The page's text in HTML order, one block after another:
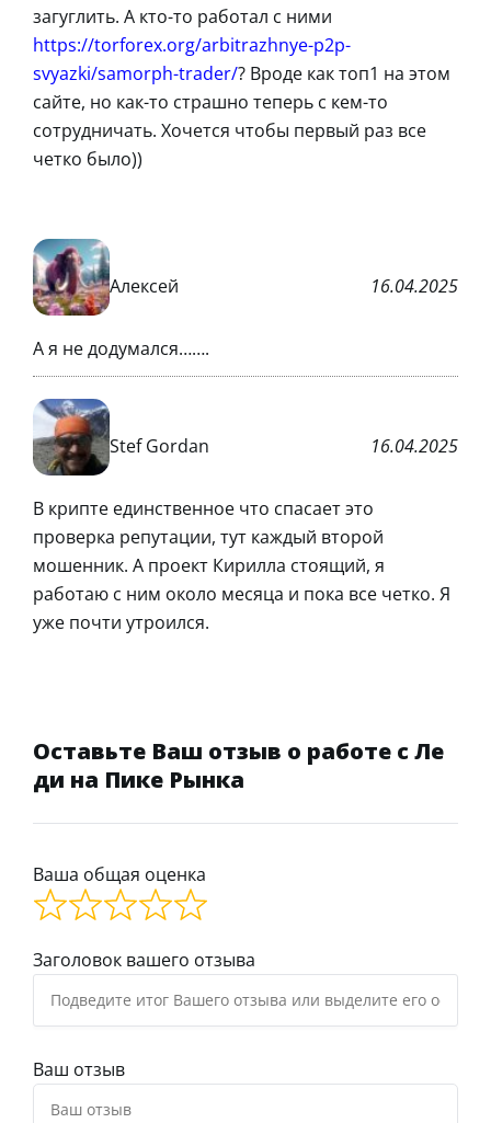
загуглить. А кто-то работал с ними
https://torforex.org/arbitrazhnye-p2p-
svyazki/samorph-trader/? Вроде как топ1 на этом
сайте, но как-то страшно теперь с кем-то
сотрудничать. Хочется чтобы первый раз все
четко было))
Алексей 16.04.2025
А я не додумался…….
Stef Gordan 16.04.2025
В крипте единственное что спасает это
проверка репутации, тут каждый второй
мошенник. А проект Кирилла стоящий, я
работаю с ним около месяца и пока все четко. Я
уже почти утроился.
Оставьте Ваш отзыв о работе с Ле
ди на Пике Рынка
Ваша общая оценка
Заголовок вашего отзыва
Ваш отзыв